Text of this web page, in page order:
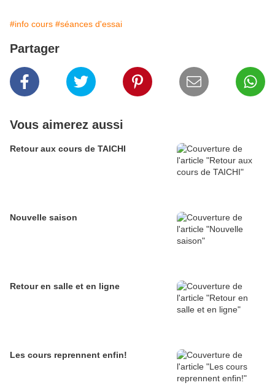
#info cours #séances d'essai
Partager
Vous aimerez aussi
Retour aux cours de TAICHI
Nouvelle saison
Retour en salle et en ligne
Les cours reprennent enfin!